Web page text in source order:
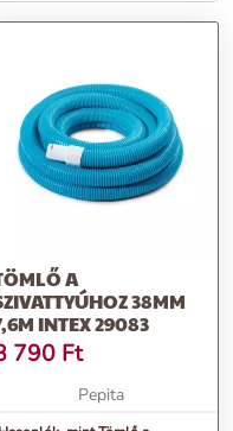
A
38MM
INTEX 29083
790 Ft
Pepita